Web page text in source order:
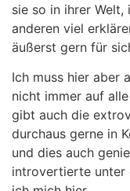
sie so in ihrer Welt,
anderen viel
äußerst gern für
Ich muss hier aber
nicht immer auf
gibt auch die
durchaus gerne in
und dies auch
introvertierte unter